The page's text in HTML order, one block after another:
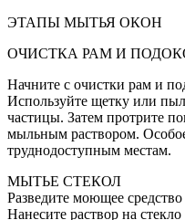
ЭТАПЫ МЫТЬЯ ОКОН
ОЧИСТКА РАМ И
Начните с очистки рам и
Используйте щетку или
частицы. Затем протрите
мыльным раствором.
труднодоступным местам.
МЫТЬЕ СТЕКОЛ
Разведите моющее
Нанесите раствор на